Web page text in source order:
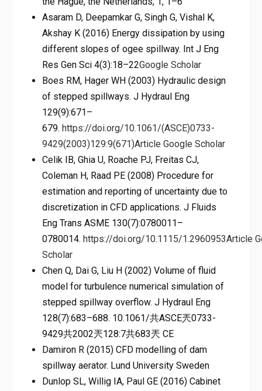
Asaram D, Deepamkar G, Singh G, Vishal K,
Akshay K (2016) Energy dissipation by using
different slopes of ogee spillway. Int J Eng
Res Gen Sci 4(3):18–22Google Scholar
Boes RM, Hager WH (2003) Hydraulic design
of stepped spillways. J Hydraul Eng
129(9):671–
679. https://doi.org/10.1061/(ASCE)0733-
9429(2003)129:9(671)Article Google Scholar
Celik IB, Ghia U, Roache PJ, Freitas CJ,
Coleman H, Raad PE (2008) Procedure for
estimation and reporting of uncertainty due to
discretization in CFD applications. J Fluids
Eng Trans ASME 130(7):0780011–
0780014. https://doi.org/10.1115/1.2960953Article
Scholar
Chen Q, Dai G, Liu H (2002) Volume of fluid
model for turbulence numerical simulation of
stepped spillway overflow. J Hydraul Eng
128(7):683–688. 10.1061/共ASCE兲0733-
9429共2002兲128:7共683兲 CE
Damiron R (2015) CFD modelling of dam
spillway aerator. Lund University Sweden
Dunlop SL, Willig IA, Paul GE (2016) Cabinet